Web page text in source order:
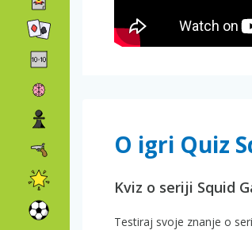
O igri Quiz
Kviz o seriji Squid
Testiraj svoje znanje o